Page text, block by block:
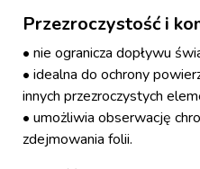
Przezroczystość i
• nie ogranicza dopływu
• idealna do ochrony
innych przezroczystych
• umożliwia obserwację
zdejmowania folii.